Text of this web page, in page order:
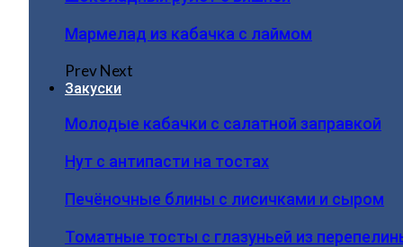
Мармелад из кабачка с лаймом
PrevNext
Закуски
Молодые кабачки с салатной заправкой
Нут с антипасти на тостах
Печёночные блины с лисичками и сыром
Томатные тосты с глазуньей из